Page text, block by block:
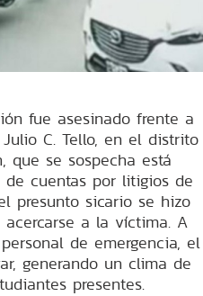
fue asesinado frente a
C. Tello, en el distrito
que se sospecha está
cuentas por litigios de
presunto sicario se hizo
a la víctima. A
de emergencia, el
generando un clima de
presentes.